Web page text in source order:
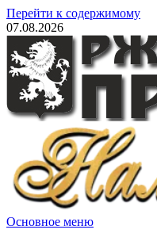
Перейти к содержимому
07.08.2026
Основное меню